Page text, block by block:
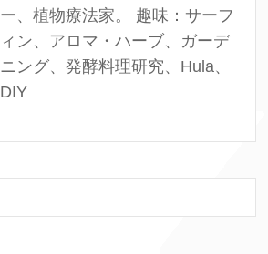
ー、植物療法家。 趣味：サーフ
ィン、アロマ・ハーブ、ガーデ
ニング、発酵料理研究、Hula、
DIY